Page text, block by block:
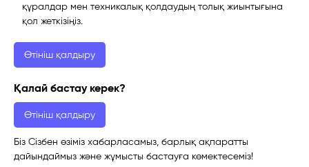
құралдар мен техникалық қолдаудың толық жиынтығына
қол жеткізіңіз.
Өтініш қалдыру
Қалай бастау керек?
Өтініш қалдыру
Біз Сізбен өзіміз хабарласамыз, барлық ақпаратты
дайындаймыз және жұмысты бастауға көмектесеміз!